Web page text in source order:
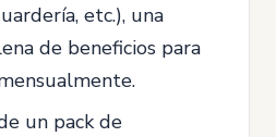
etc.), una
de beneficios para
un pack de